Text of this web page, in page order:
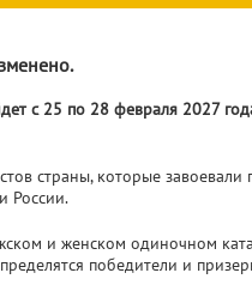
с 25 по 28 февраля 2027
страны, которые завоевали
России.
и женском одиночном
победители и